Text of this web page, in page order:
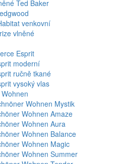
Ted Baker
venkovní
vlněné
Esprit
moderní
ručně tkané
vysoký vlas
Wohnen Mystik
Wohnen Amaze
Wohnen Aura
Wohnen Balance
Wohnen Magic
Wohnen Summer